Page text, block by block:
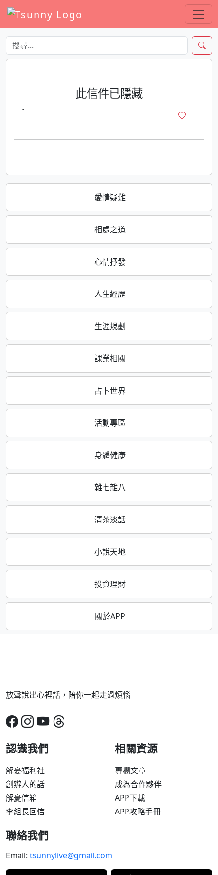
愛情疑難
相處之道
心情抒發
人生經歷
生涯規劃
課業相關
占卜世界
活動專區
身體健康
雜七雜八
清茶淡話
小說天地
投資理財
關於APP
此信件已隱藏
·
放聲說出心裡話，陪你一起走過煩惱
認識我們
解憂福利社
創辦人的話
解憂信箱
李組長回信
相關資源
專欄文章
成為合作夥伴
APP下載
APP攻略手冊
聯絡我們
Email: tsunnylive@gmail.com